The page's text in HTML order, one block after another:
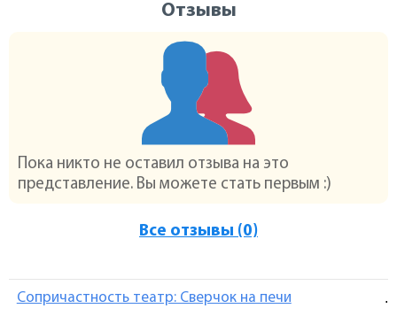
Отзывы
Пока никто не оставил отзыва на это
представление. Вы можете стать первым :)
Все отзывы (0)
Сопричастность театр: Сверчок на печи .